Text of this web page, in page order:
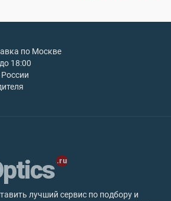
по Москве
18:00
лучший сервис по подбору и